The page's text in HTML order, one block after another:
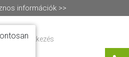
információk >>
/ bejelentkezés